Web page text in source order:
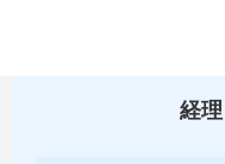
経